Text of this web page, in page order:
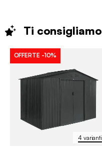
Ti consigliamo
4 varianti
OFFERTE -10%